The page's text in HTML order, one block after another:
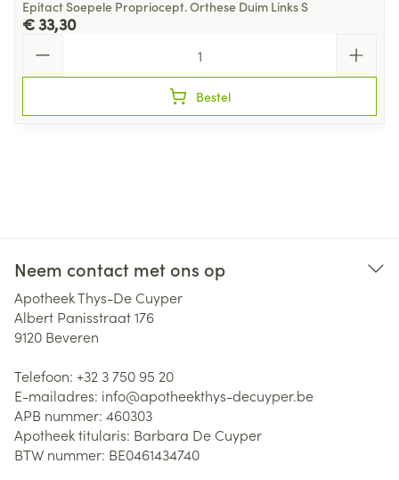
Epitact Soepele Propriocept. Orthese Duim Links S
€ 33,30
Bestel
Neem contact met ons op
Apotheek Thys-De Cuyper
Albert Panisstraat 176
9120 Beveren
Telefoon: +32 3 750 95 20
E-mailadres: info@apotheekthys-decuyper.be
APB nummer: 460303
Apotheek titularis: Barbara De Cuyper
BTW nummer: BE0461434740